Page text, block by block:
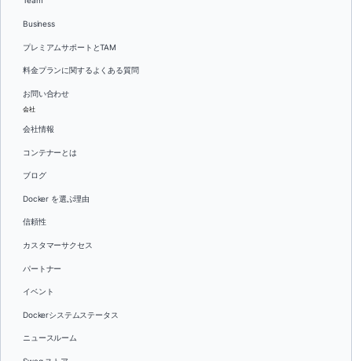
Business
プレミアムサポートとTAM
料金プランに関するよくある質問
お問い合わせ
会社
会社情報
コンテナーとは
ブログ
Docker を選ぶ理由
信頼性
カスタマーサクセス
パートナー
イベント
Dockerシステムステータス
ニュースルーム